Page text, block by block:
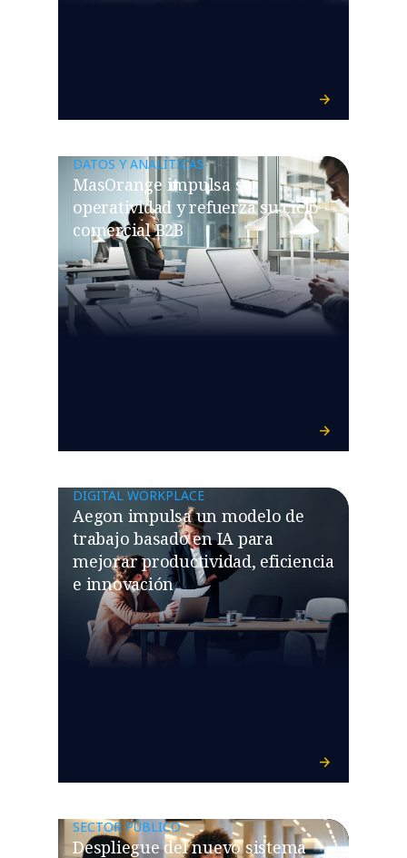
DATOS Y ANALÍTICAS
MasOrange impulsa su
operatividad y refuerza su ciclo
comercial B2B
DIGITAL WORKPLACE
Aegon impulsa un modelo de
trabajo basado en IA para
mejorar productividad, eficiencia
e innovación
SECTOR PÚBLICO
Despliegue del nuevo sistema